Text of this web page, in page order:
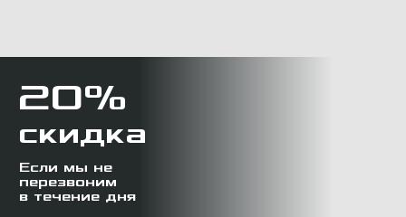
20%
скидка
Если мы не
перезвоним
в течение дня